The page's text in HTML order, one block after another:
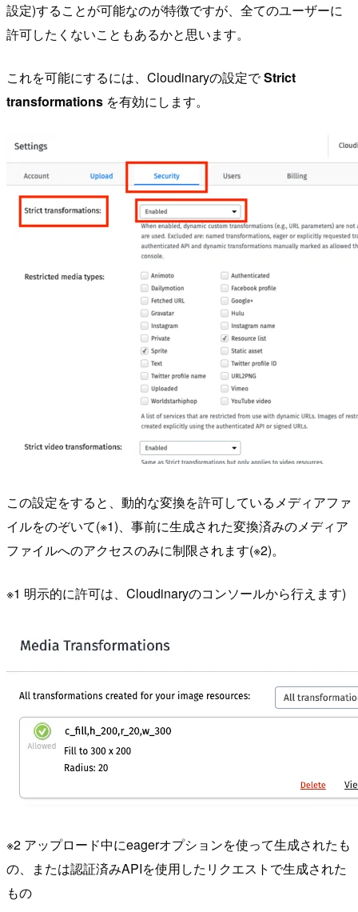
設定)することが可能なのが特徴ですが、全てのユーザーに
許可したくないこともあるかと思います。
これを可能にするには、Cloudinaryの設定でStrict
transformations を有効にします。
この設定をすると、動的な変換を許可しているメディアファ
イルをのぞいて(※1)、事前に生成された変換済みのメディア
ファイルへのアクセスのみに制限されます(※2)。
※1 明示的に許可は、Cloudinaryのコンソールから行えます)
※2 アップロード中にeagerオプションを使って生成されたも
の、または認証済みAPIを使用したリクエストで生成された
もの